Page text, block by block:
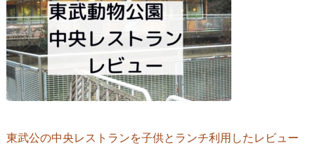
東武公の中央レストランを子供とランチ利用したレビュー